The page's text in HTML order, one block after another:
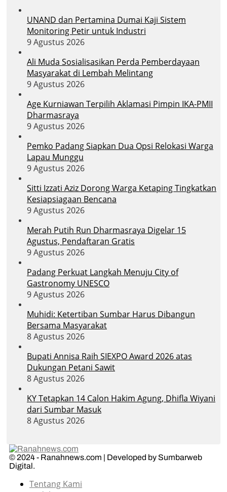
UNAND dan Pertamina Dumai Kaji Sistem
Monitoring Petir untuk Industri
9 Agustus 2026
Ali Muda Sosialisasikan Perda Pemberdayaan
Masyarakat di Lembah Melintang
9 Agustus 2026
Age Kurniawan Terpilih Aklamasi Pimpin IKA-PMII
Dharmasraya
9 Agustus 2026
Pemko Padang Siapkan Dua Opsi Relokasi Warga
Lapau Munggu
9 Agustus 2026
Sitti Izzati Aziz Dorong Warga Ketaping Tingkatkan
Kesiapsiagaan Bencana
9 Agustus 2026
Merah Putih Run Dharmasraya Digelar 15
Agustus, Pendaftaran Gratis
9 Agustus 2026
Padang Perkuat Langkah Menuju City of
Gastronomy UNESCO
9 Agustus 2026
Muhidi: Ketertiban Sumbar Harus Dibangun
Bersama Masyarakat
8 Agustus 2026
Bupati Annisa Raih SIEXPO Award 2026 atas
Dukungan Petani Sawit
8 Agustus 2026
KY Tetapkan 14 Calon Hakim Agung, Dhifla Wiyani
dari Sumbar Masuk
8 Agustus 2026
© 2024 - Ranahnews.com | Developed by Sumbarweb
Digital.
Tentang Kami